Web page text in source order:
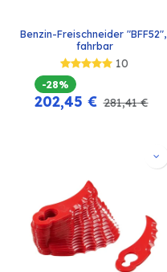
Benzin-Freischneider "BFF52",
fahrbar
10
-28%
202,45 € 281,41€